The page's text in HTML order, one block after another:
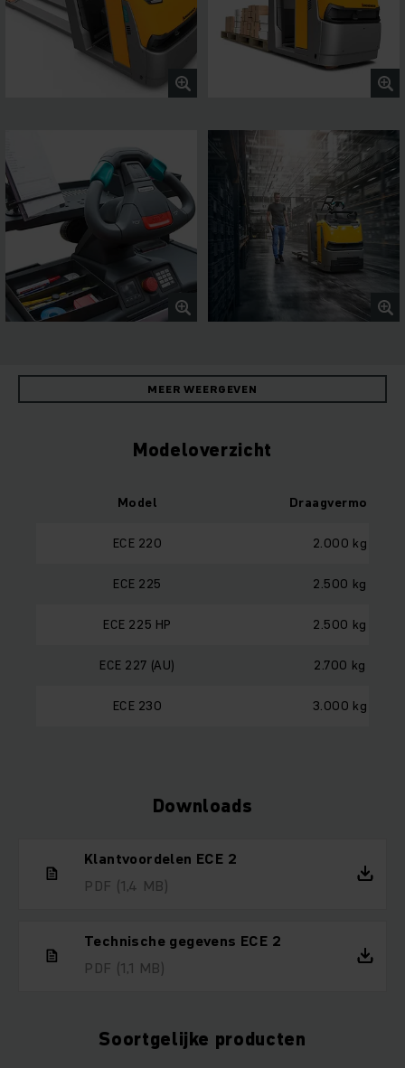
MEER WEERGEVEN
Modeloverzicht
Model Draagvermogen
ECE 220 2.000 kg
ECE 225 2.500 kg
ECE 225 HP 2.500 kg
ECE 227 (AU) 2.700 kg
ECE 230 3.000 kg
Downloads
Klantvoordelen ECE 2
PDF (1,4 MB)
Technische gegevens ECE 2
PDF (1,1 MB)
Soortgelijke producten